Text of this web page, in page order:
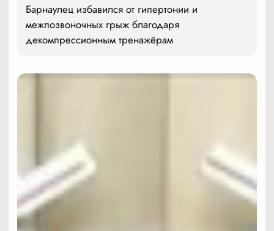
Барнаулец избавился от гипертонии и
межпозвоночных грыж благодаря
декомпрессионным тренажёрам